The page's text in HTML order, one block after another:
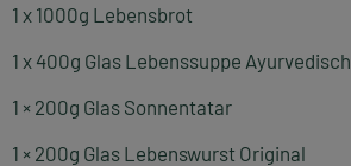
1 x 1000g Lebensbrot
1 x 400g Glas Lebenssuppe Ayurvedisch
1 × 200g Glas Sonnentatar
1 × 200g Glas Lebenswurst Original